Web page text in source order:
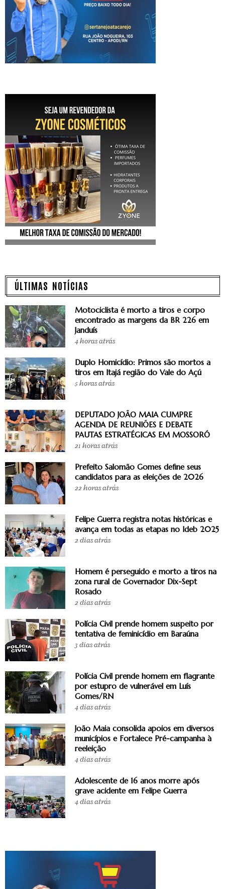
ÚLTIMAS NOTÍCIAS
Motociclista é morto a tiros e corpo
encontrado as margens da BR 226 em
Janduís
4 horas atrás
Duplo Homicídio: Primos são mortos a
tiros em Itajá região do Vale do Açú
5 horas atrás
DEPUTADO JOÃO MAIA CUMPRE
AGENDA DE REUNIÕES E DEBATE
PAUTAS ESTRATÉGICAS EM MOSSORÓ
21 horas atrás
Prefeito Salomão Gomes define seus
candidatos para as eleições de 2026
22 horas atrás
Felipe Guerra registra notas históricas e
avança em todas as etapas no Ideb 2025
2 dias atrás
Homem é perseguido e morto a tiros na
zona rural de Governador Dix-Sept
Rosado
2 dias atrás
Polícia Civil prende homem suspeito por
tentativa de feminicídio em Baraúna
3 dias atrás
Polícia Civil prende homem em flagrante
por estupro de vulnerável em Luís
Gomes/RN
4 dias atrás
João Maia consolida apoios em diversos
municípios e Fortalece Pré-campanha à
reeleição
4 dias atrás
Adolescente de 16 anos morre após
grave acidente em Felipe Guerra
4 dias atrás